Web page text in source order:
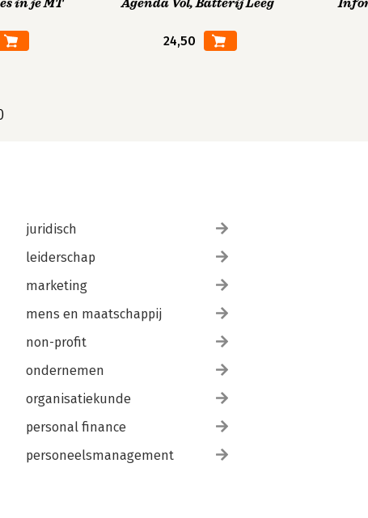
in je MT Agenda Vol, Batterij Leeg
24,50
juridisch
leiderschap
marketing
mens en maatschappij
non-profit
ondernemen
organisatiekunde
personal finance
personeelsmanagement